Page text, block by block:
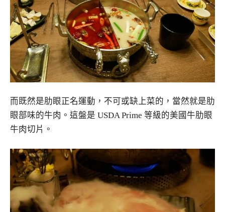
而既然是肋眼正名運動，不可或缺上菜的，當然就是肋
眼部味的牛肉。這盤是 USDA Prime 等級的美國牛肋眼
牛肉切片。